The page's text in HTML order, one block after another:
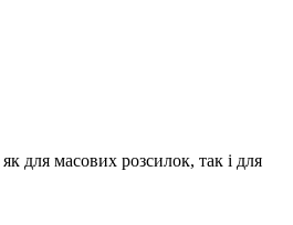
для масових розсилок, так і для